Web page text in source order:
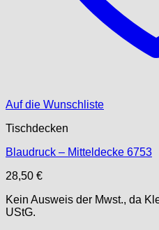
Auf die Wunschliste
Tischdecken
Blaudruck – Mitteldecke 6753
28,50 €
Kein Ausweis der Mwst., da
UStG.